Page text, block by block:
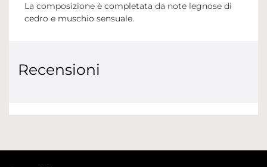
La composizione è completata da note legnose di
cedro e muschio sensuale.
Recensioni